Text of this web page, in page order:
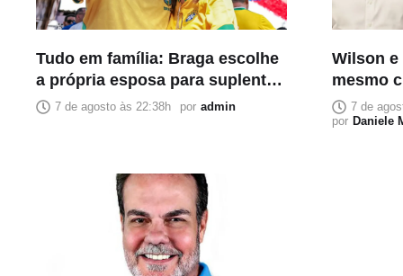
Tudo em família: Braga escolhe
a própria esposa para suplente
e coloca confiança acima da
7 de agosto às 22:38h por admin
Wilson e
mesmo
7 de
por Daniele